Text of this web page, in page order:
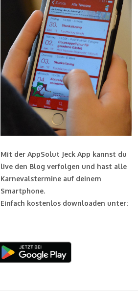
Mit der AppSolut Jeck App kannst du
live den Blog verfolgen und hast alle
Karnevalstermine auf deinem
Smartphone.
Einfach kostenlos downloaden unter: